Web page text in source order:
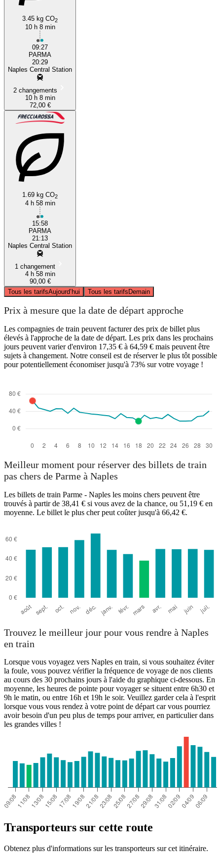
3.45 kg CO2
10 h 8 min
09:27
PARMA
20:29
Naples Central Station
2 changements
10 h 8 min
72,00 €
1.69 kg CO2
4 h 58 min
15:58
PARMA
21:13
Naples Central Station
1 changement
4 h 58 min
90,00 €
Tous les tarifsAujourd’hui Tous les tarifsDemain
Prix à mesure que la date de départ approche
Les compagnies de train peuvent facturer des prix de billet plus
élevés à l'approche de la date de départ. Les prix dans les prochains
jours peuvent varier d'environ 17,35 € à 64,59 € mais peuvent être
sujets à changement. Notre conseil est de réserver le plus tôt possible
pour potentiellement économiser jusqu'à 73% sur votre voyage !
Meilleur moment pour réserver des billets de train
pas chers de Parme à Naples
Les billets de train Parme - Naples les moins chers peuvent être
trouvés à partir de 38,41 € si vous avez de la chance, ou 51,19 € en
moyenne. Le billet le plus cher peut coûter jusqu'à 66,42 €.
Trouvez le meilleur jour pour vous rendre à Naples
en train
Lorsque vous voyagez vers Naples en train, si vous souhaitez éviter
la foule, vous pouvez vérifier la fréquence de voyage de nos clients
au cours des 30 prochains jours à l'aide du graphique ci-dessous. En
moyenne, les heures de pointe pour voyager se situent entre 6h30 et
9h le matin, ou entre 16h et 19h le soir. Veuillez garder cela à l'esprit
lorsque vous vous rendez à votre point de départ car vous pourriez
avoir besoin d'un peu plus de temps pour arriver, en particulier dans
les grandes villes !
Transporteurs sur cette route
Obtenez plus d'informations sur les transporteurs sur cet itinéraire.